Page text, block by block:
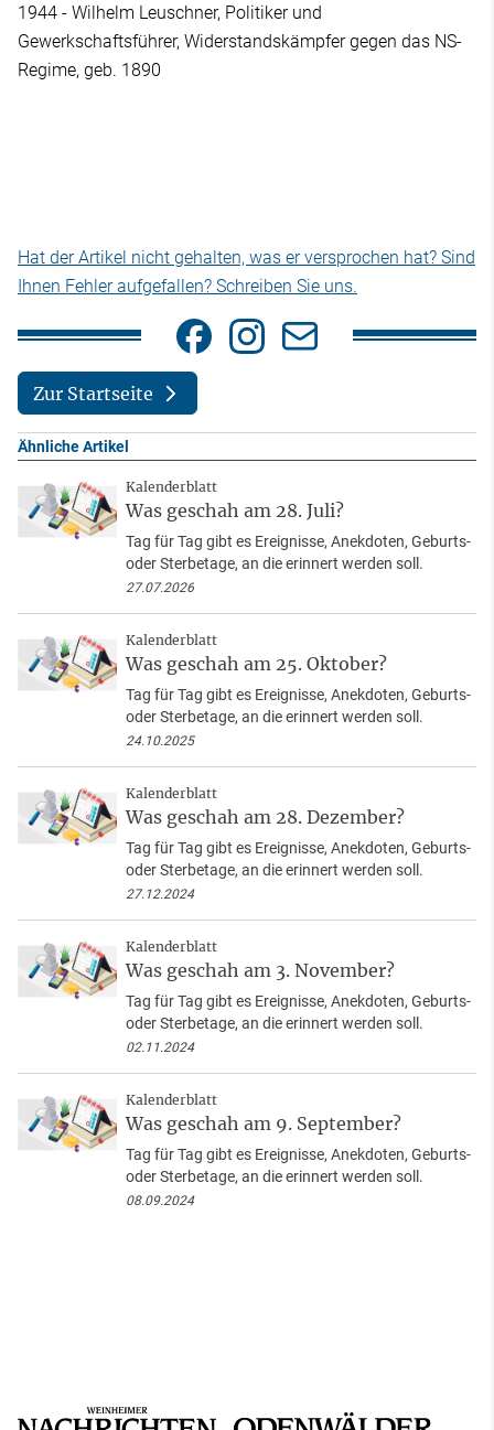
1944 - Wilhelm Leuschner, Politiker und
Gewerkschaftsführer, Widerstandskämpfer gegen das NS-
Regime, geb. 1890
Hat der Artikel nicht gehalten, was er versprochen hat? Sind
Ihnen Fehler aufgefallen? Schreiben Sie uns.
Zur Startseite
Ähnliche Artikel
Kalenderblatt
Was geschah am 28. Juli?
Tag für Tag gibt es Ereignisse, Anekdoten, Geburts-
oder Sterbetage, an die erinnert werden soll.
27.07.2026
Kalenderblatt
Was geschah am 25. Oktober?
Tag für Tag gibt es Ereignisse, Anekdoten, Geburts-
oder Sterbetage, an die erinnert werden soll.
24.10.2025
Kalenderblatt
Was geschah am 28. Dezember?
Tag für Tag gibt es Ereignisse, Anekdoten, Geburts-
oder Sterbetage, an die erinnert werden soll.
27.12.2024
Kalenderblatt
Was geschah am 3. November?
Tag für Tag gibt es Ereignisse, Anekdoten, Geburts-
oder Sterbetage, an die erinnert werden soll.
02.11.2024
Kalenderblatt
Was geschah am 9. September?
Tag für Tag gibt es Ereignisse, Anekdoten, Geburts-
oder Sterbetage, an die erinnert werden soll.
08.09.2024